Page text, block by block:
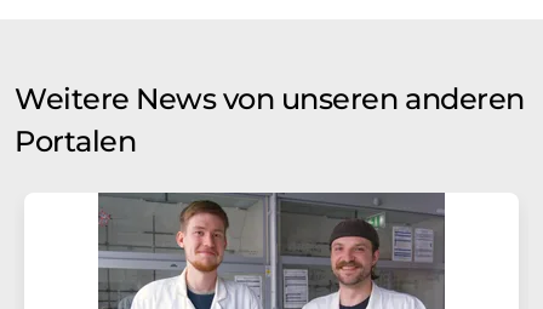
Weitere News von unseren anderen
Portalen